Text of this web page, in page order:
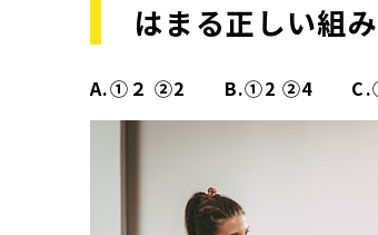
はまる正しい組
A.①２ ②2 B.①2 ②4